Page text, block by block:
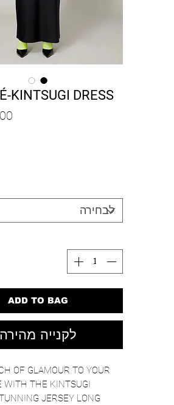
KINTSUGI DRESS
ADD TO BAG
לקנייה מהירה
OF GLAMOUR TO YOUR
WITH THE KINTSUGI
JERSEY LONG